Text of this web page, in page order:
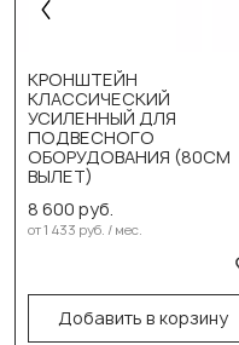
КРОНШТЕЙН
КЛАССИЧЕСКИЙ
УСИЛЕННЫЙ ДЛЯ
ПОДВЕСНОГО
ОБОРУДОВАНИЯ (80СМ
ВЫЛЕТ)
8 600 руб.
от 1 433 руб. / мес.
Добавить в корзину
В корзину